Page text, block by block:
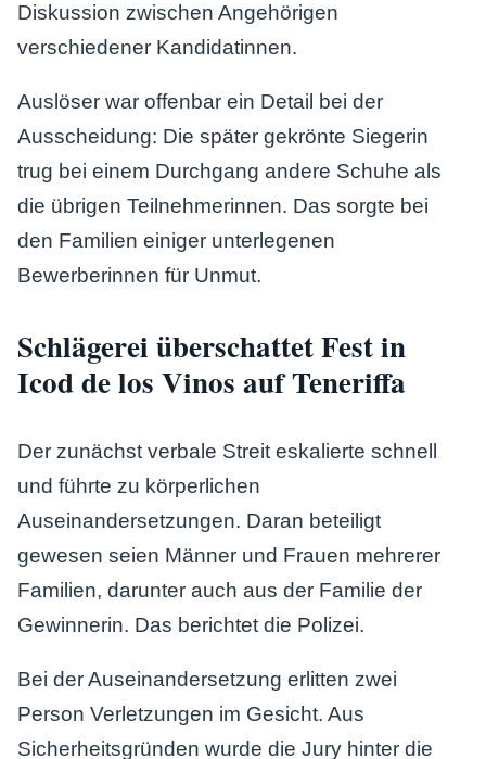
Diskussion zwischen Angehörigen
verschiedener Kandidatinnen.
Auslöser war offenbar ein Detail bei der
Ausscheidung: Die später gekrönte Siegerin
trug bei einem Durchgang andere Schuhe als
die übrigen Teilnehmerinnen. Das sorgte bei
den Familien einiger unterlegenen
Bewerberinnen für Unmut.
Schlägerei überschattet Fest in
Icod de los Vinos auf Teneriffa
Der zunächst verbale Streit eskalierte schnell
und führte zu körperlichen
Auseinandersetzungen. Daran beteiligt
gewesen seien Männer und Frauen mehrerer
Familien, darunter auch aus der Familie der
Gewinnerin. Das berichtet die Polizei.
Bei der Auseinandersetzung erlitten zwei
Person Verletzungen im Gesicht. Aus
Sicherheitsgründen wurde die Jury hinter die